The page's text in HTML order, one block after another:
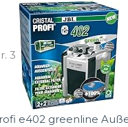
3
e402 greenline